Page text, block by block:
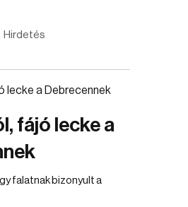
Hirdetés
fájó lecke a
falatnak bizonyult a